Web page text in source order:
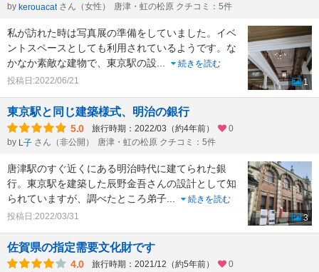
by kerouacat さん（女性） 唐津・虹の松原 クチコミ：5件
私が訪れた時は写真展の準備をしていました。イベ
ントスペースとしても利用されているようです。な
かなか素敵な建物で、東京駅の設
続きを読む
投稿日:2022/06/21
1
東京駅と同じ建築様式、明治の銀行
5.0 旅行時期：2022/03（約4年前）
0
by L子 さん（非公開） 唐津・虹の松原 クチコミ：5件
唐津駅のすぐ近くにある明治時代に建てられた銀
行。東京駅を建築した辰野金吾さんの設計として知
られていますが、調べたところ弟子
続きを読む
投稿日:2022/03/31
3
佐賀県の指定需要文化財です
4.0 旅行時期：2021/12（約5年前）
0